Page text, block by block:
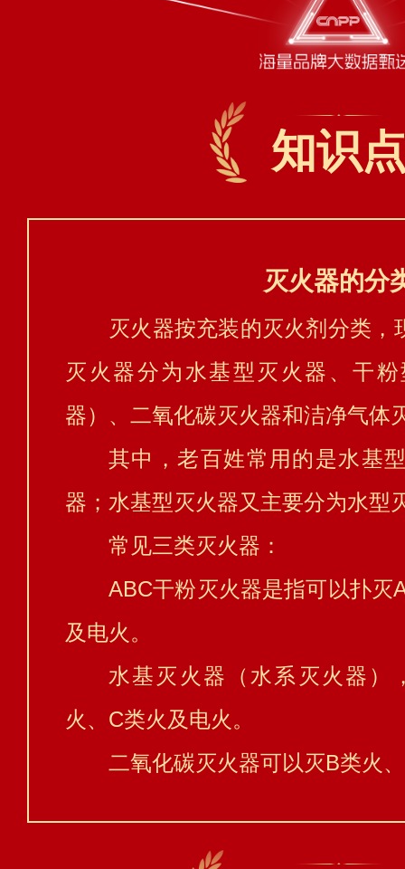
知识
灭火器的分
灭火器按充装的灭火剂分类，
灭火器分为水基型灭火器、干
器）、二氧化碳灭火器和洁净气体
其中，老百姓常用的是水基
器；水基型灭火器又主要分为水型
常见三类灭火器：
ABC干粉灭火器是指可以扑灭
及电火。
水基灭火器（水系灭火器）
火、C类火及电火。
二氧化碳灭火器可以灭B类火